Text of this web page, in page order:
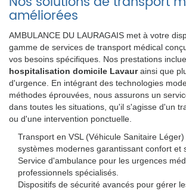
améliorées
AMBULANCE DU LAURAGAIS met à votre
gamme de services de transport médical
vos besoins spécifiques. Nos prestations
hospitalisation domicile Lavaurainsi que
d'urgence. En intégrant des technologies
méthodes éprouvées, nous assurons un
dans toutes les situations, qu'il s'agisse d'un
ou d'une intervention ponctuelle.
Transport en VSL (Véhicule Sanitaire
systèmes modernes garantissant confort et
Service d'ambulance pour les urgences
professionnels spécialisés.
Dispositifs de sécurité avancés pour gérer